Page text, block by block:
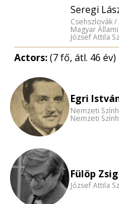
Seregi
Csehszlovák
Magyar
József Attila
Actors:(7 fő, átl. 46 év)
Egri
Nemzeti
Nemzeti
Fülöp
József Attila